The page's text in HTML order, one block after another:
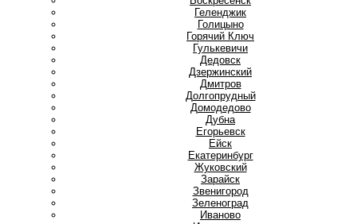
Геленджик
Голицыно
Горячий Ключ
Гулькевичи
Дедовск
Дзержинский
Дмитров
Долгопрудный
Домодедово
Дубна
Егорьевск
Ейск
Екатеринбург
Жуковский
Зарайск
Звенигород
Зеленоград
Иваново